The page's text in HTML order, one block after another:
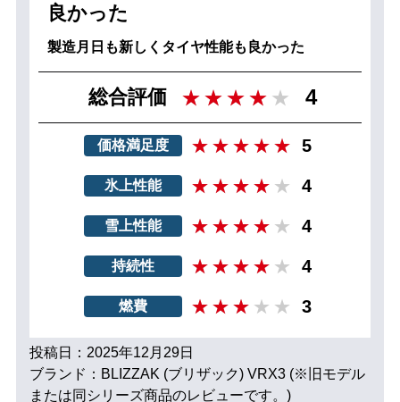
良かった
製造月日も新しくタイヤ性能も良かった
総合評価 4
価格満足度 5
氷上性能 4
雪上性能 4
持続性 4
燃費 3
投稿日：2025年12月29日
ブランド：BLIZZAK (ブリザック) VRX3 (※旧モデル
または同シリーズ商品のレビューです。)